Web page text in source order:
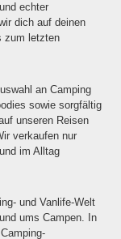
echter
dich auf deinen
zum letzten
an Camping
sowie sorgfältig
unseren Reisen
verkaufen nur
im Alltag
und Vanlife-Welt
ums Campen. In